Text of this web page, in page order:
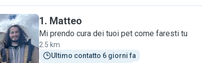
M
1. Matteo
Mi prendo cura dei tuoi pet come faresti tu
2.5 km
Ultimo contatto 6 giorni fa